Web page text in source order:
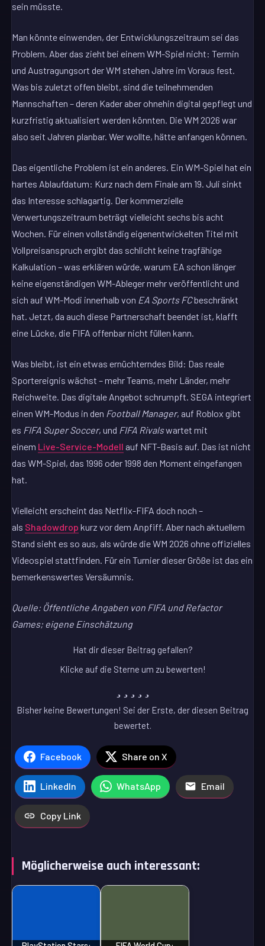
sein müsste.
Man könnte einwenden, der Entwicklungszeitraum sei das
Problem. Aber das zieht bei einem WM-Spiel nicht: Termin
und Austragungsort der WM stehen Jahre im Voraus fest.
Was bis zuletzt offen bleibt, sind die teilnehmenden
Mannschaften – deren Kader aber ohnehin digital gepflegt und
kurzfristig aktualisiert werden könnten. Die WM 2026 war
also seit Jahren planbar. Wer wollte, hätte anfangen können.
Das eigentliche Problem ist ein anderes. Ein WM-Spiel hat ein
hartes Ablaufdatum: Kurz nach dem Finale am 19. Juli sinkt
das Interesse schlagartig. Der kommerzielle
Verwertungszeitraum beträgt vielleicht sechs bis acht
Wochen. Für einen vollständig eigenentwickelten Titel mit
Vollpreisanspruch ergibt das schlicht keine tragfähige
Kalkulation – was erklären würde, warum EA schon länger
keine eigenständigen WM-Ableger mehr veröffentlicht und
sich auf WM-Modi innerhalb von EA Sports FCbeschränkt
hat. Jetzt, da auch diese Partnerschaft beendet ist, klafft
eine Lücke, die FIFA offenbar nicht füllen kann.
Was bleibt, ist ein etwas ernüchterndes Bild: Das reale
Sportereignis wächst – mehr Teams, mehr Länder, mehr
Reichweite. Das digitale Angebot schrumpft. SEGA integriert
einen WM-Modus in den Football Manager, auf Roblox gibt
es FIFA Super Soccer, und FIFA Rivalswartet mit
einem Live-Service-Modell auf NFT-Basis auf. Das ist nicht
das WM-Spiel, das 1996 oder 1998 den Moment eingefangen
hat.
Vielleicht erscheint das Netflix-FIFA doch noch –
als Shadowdrop kurz vor dem Anpfiff. Aber nach aktuellem
Stand sieht es so aus, als würde die WM 2026 ohne offizielles
Videospiel stattfinden. Für ein Turnier dieser Größe ist das ein
bemerkenswertes Versäumnis.
Quelle: Öffentliche Angaben von FIFA und Refactor
Games; eigene Einschätzung
Hat dir dieser Beitrag gefallen?
Klicke auf die Sterne um zu bewerten!
Bisher keine Bewertungen! Sei der Erste, der diesen Beitrag
bewertet.
Facebook Share on X
LinkedIn WhatsApp Email
Copy Link
Möglicherweise auch interessant: